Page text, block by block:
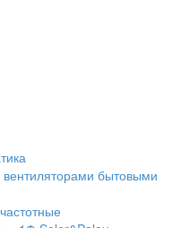
бытовыми